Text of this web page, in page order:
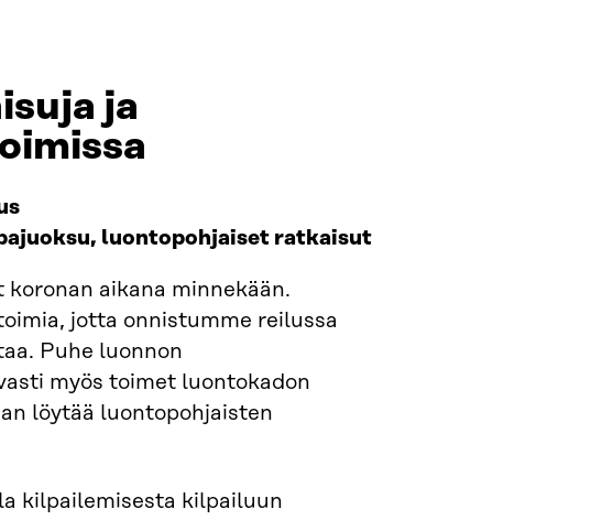
ja
luontopohjaiset ratkaisut
aikana minnekään.
jotta onnistumme reilussa
Puhe luonnon
myös toimet luontokadon
löytää luontopohjaisten
kilpailemisesta kilpailuun